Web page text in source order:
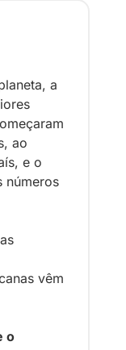
a
ao
e o
números
vêm
o